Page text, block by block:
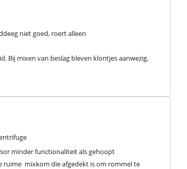
niet goed, roert alleen
Bij mixen van beslag bleven klontjes aanwezig.
minder functionaliteit als gehoopt
mixkom die afgedekt is om rommel te